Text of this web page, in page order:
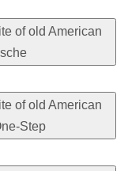
of old American
of old American
Step